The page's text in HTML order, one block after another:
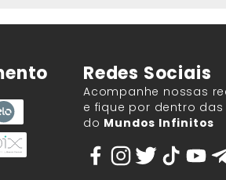
Redes Sociais
Acompanhe nossas
e fique por dentro
do Mundos Infinitos